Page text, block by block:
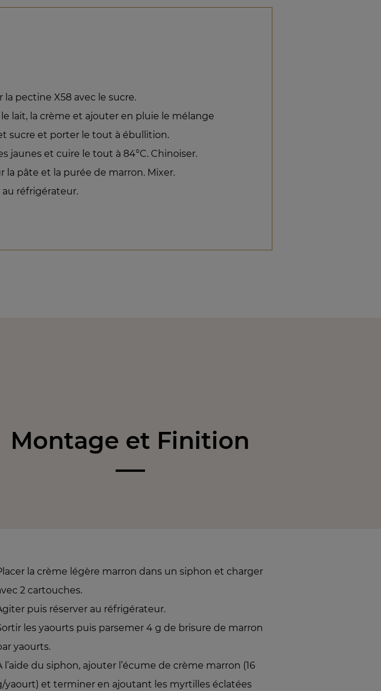
la pectine X58 avec le sucre.
lait, la crème et ajouter en pluie le mélange
sucre et porter le tout à ébullition.
jaunes et cuire le tout à 84°C. Chinoiser.
la pâte et la purée de marron. Mixer.
au réfrigérateur.
Montage et Finition
la crème légère marron dans un siphon et charger
2 cartouches.
puis réserver au réfrigérateur.
les yaourts puis parsemer 4 g de brisure de marron
yaourts.
l’aide du siphon, ajouter l’écume de crème marron (16
yaourt) et terminer en ajoutant les myrtilles éclatées